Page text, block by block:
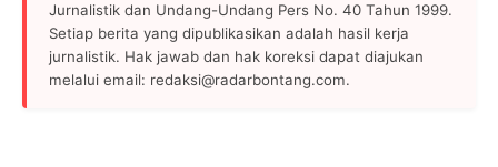
Jurnalistik dan Undang-Undang Pers No. 40 Tahun 1999.
Setiap berita yang dipublikasikan adalah hasil kerja
jurnalistik. Hak jawab dan hak koreksi dapat diajukan
melalui email: redaksi@radarbontang.com.